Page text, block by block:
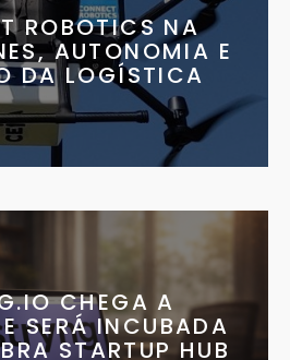
ROBOTICS NA
AUTONOMIA E
DA LOGÍSTICA
CHEGA A
SERÁ INCUBADA
STARTUP HUB